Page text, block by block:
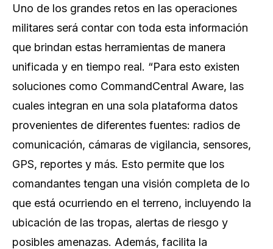
Uno de los grandes retos en las operaciones
militares será contar con toda esta información
que brindan estas herramientas de manera
unificada y en tiempo real. “Para esto existen
soluciones como CommandCentral Aware, las
cuales integran en una sola plataforma datos
provenientes de diferentes fuentes: radios de
comunicación, cámaras de vigilancia, sensores,
GPS, reportes y más. Esto permite que los
comandantes tengan una visión completa de lo
que está ocurriendo en el terreno, incluyendo la
ubicación de las tropas, alertas de riesgo y
posibles amenazas. Además, facilita la